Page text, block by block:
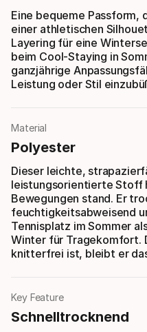
Eine bequeme
einer athletischen
Layering für eine
beim Cool-Staying in
ganzjährige
Leistung oder Stil
Material
Polyester
Dieser leichte,
leistungsorientierte Stoff
Bewegungen stand. Er
feuchtigkeitsabweisend
Tennisplatz im Sommer
Winter für Tragekomfort.
knitterfrei ist, bleibt er
Key Feature
Schnelltrocknend